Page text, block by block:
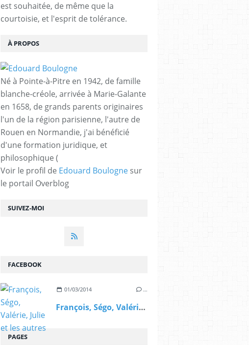
SUIVEZ-MOI
est souhaitée, de même que la
courtoisie, et l'esprit de tolérance.
À PROPOS
Né à Pointe-à-Pitre en 1942, de famille
blanche-créole, arrivée à Marie-Galante
en 1658, de grands parents originaires
l'un de la région parisienne, l'autre de
Rouen en Normandie, j'ai bénéficié
d'une formation juridique, et
philosophique (
Voir le profil de Edouard Boulogne sur
le portail Overblog
FACEBOOK
01/03/2014 …
François, Ségo, Valérie, Julie et les autres
PAGES